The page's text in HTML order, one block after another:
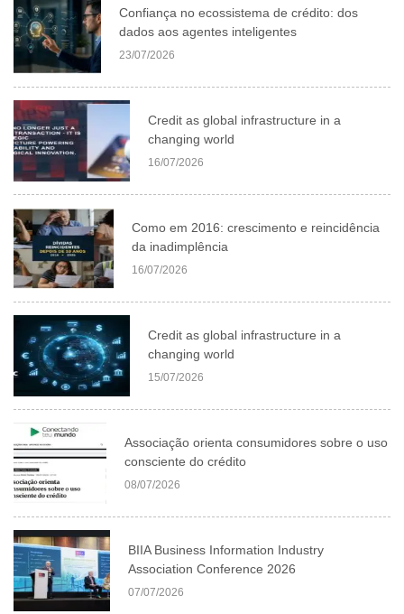
Confiança no ecossistema de crédito: dos
dados aos agentes inteligentes
23/07/2026
Credit as global infrastructure in a
changing world
16/07/2026
Como em 2016: crescimento e reincidência
da inadimplência
16/07/2026
Credit as global infrastructure in a
changing world
15/07/2026
Associação orienta consumidores sobre o uso
consciente do crédito
08/07/2026
BIIA Business Information Industry
Association Conference 2026
07/07/2026